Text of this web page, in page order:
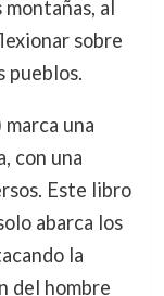
al
sobre
pueblos.
una
con una
Este libro
abarca los
la
del hombre